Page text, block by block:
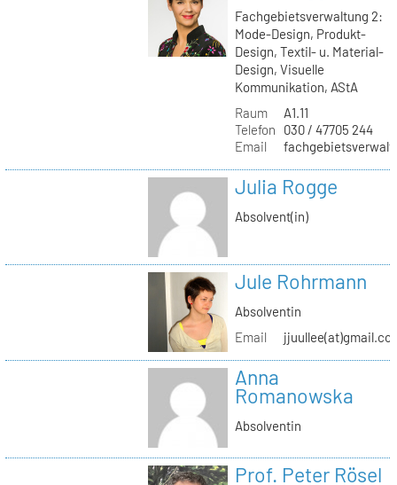
Fachgebietsverwaltung 2:
Mode-Design, Produkt-
Design, Textil- u. Material-
Design, Visuelle
Kommunikation, AStA
Raum
A1.11
Telefon
030 / 47705 244
Email
Julia Rogge
Absolvent(in)
Jule Rohrmann
Absolventin
Email
Anna
Romanowska
Absolventin
Prof. Peter Rösel